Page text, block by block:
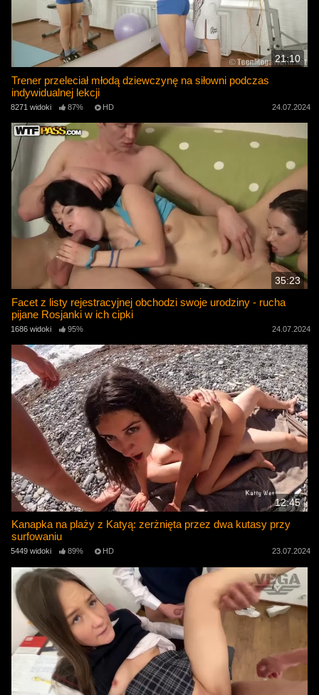
21:10
Trener przeleciał młodą dziewczynę na siłowni podczas
indywidualnej lekcji
8271 widoki 87% HD 24.07.2024
35:23
Facet z listy rejestracyjnej obchodzi swoje urodziny - rucha
pijane Rosjanki w ich cipki
1686 widoki 95% 24.07.2024
12:45
Kanapka na plaży z Katyą: zerżnięta przez dwa kutasy przy
surfowaniu
5449 widoki 89% HD 23.07.2024